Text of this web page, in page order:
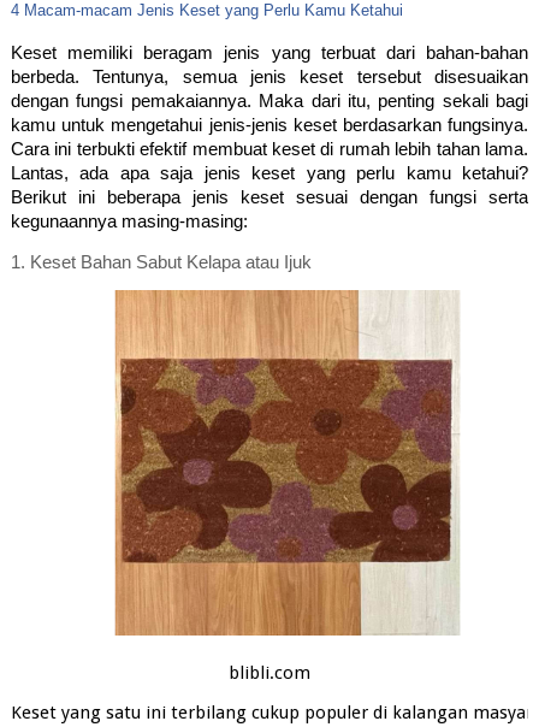
4 Macam-macam Jenis Keset yang Perlu Kamu Ketahui
Keset memiliki beragam jenis yang terbuat dari bahan-bahan
berbeda. Tentunya, semua jenis keset tersebut disesuaikan
dengan fungsi pemakaiannya. Maka dari itu, penting sekali bagi
kamu untuk mengetahui jenis-jenis keset berdasarkan fungsinya.
Cara ini terbukti efektif membuat keset di rumah lebih tahan lama.
Lantas, ada apa saja jenis keset yang perlu kamu ketahui?
Berikut ini beberapa jenis keset sesuai dengan fungsi serta
kegunaannya masing-masing:
1. Keset Bahan Sabut Kelapa atau Ijuk
blibli.com
Keset yang satu ini terbilang cukup populer di kalangan